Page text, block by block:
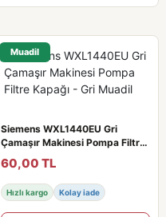
Muadil
Siemens WXL1440EU Gri
Çamaşır Makinesi Pompa Filtre
60,00 TL
Hızlı kargo Kolay iade